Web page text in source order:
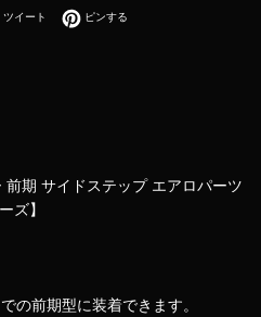
でシェアする
ツイート Twitterに投稿する
ピンするPinterestでピンする
期 サイドステップ エアロパーツ
ズ】
の前期型に装着できます。